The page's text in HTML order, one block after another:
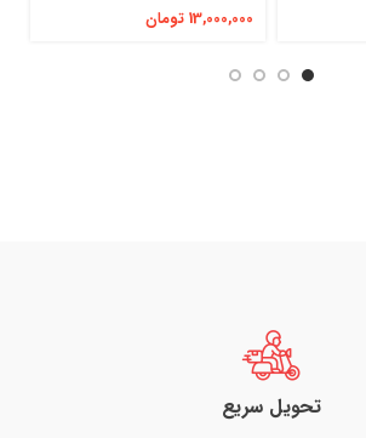
13,000,000 تومان
تحویل سریع